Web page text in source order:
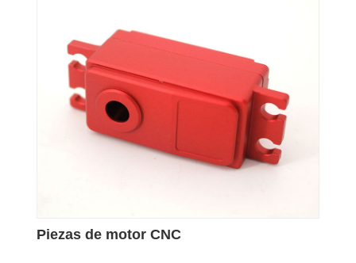
Piezas de motor CNC